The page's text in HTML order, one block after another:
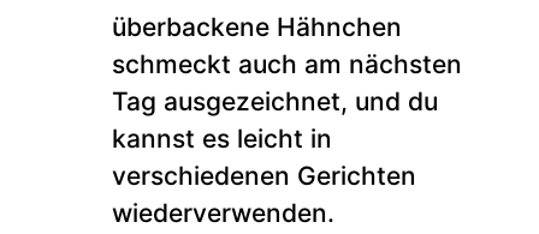
überbackene Hähnchen
schmeckt auch am nächsten
Tag ausgezeichnet, und du
kannst es leicht in
verschiedenen Gerichten
wiederverwenden.